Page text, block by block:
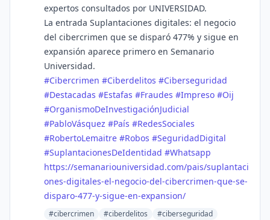
expertos consultados por UNIVERSIDAD.
La entrada Suplantaciones digitales: el negocio
del cibercrimen que se disparó 477% y sigue en
expansión aparece primero en Semanario
Universidad.
#Cibercrimen #Ciberdelitos #Ciberseguridad
#Destacadas #Estafas #Fraudes #Impreso #Oij
#OrganismoDeInvestigaciónJudicial
#PabloVásquez #País #RedesSociales
#RobertoLemaitre #Robos #SeguridadDigital
#SuplantacionesDeIdentidad #Whatsapp
https://semanariouniversidad.com/pais/suplantaci
ones-digitales-el-negocio-del-cibercrimen-que-se-
disparo-477-y-sigue-en-expansion/
#cibercrimen #ciberdelitos
#ciberseguridad